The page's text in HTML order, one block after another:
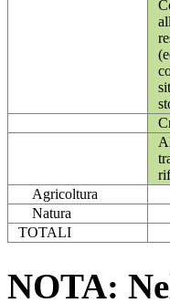
Agricoltura
Natura
TOTALI
NOTA: